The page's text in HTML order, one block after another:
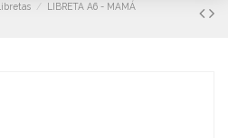
Libretas
LIBRETA A6 - MAMÁ